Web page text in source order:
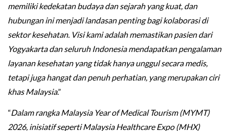
memiliki kedekatan budaya dan sejarah yang kuat, dan
hubungan ini menjadi landasan penting bagi kolaborasi di
sektor kesehatan. Visi kami adalah memastikan pasien dari
Yogyakarta dan seluruh Indonesia mendapatkan pengalaman
layanan kesehatan yang tidak hanya unggul secara medis,
tetapi juga hangat dan penuh perhatian, yang merupakan ciri
khas Malaysia.”
“Dalam rangka Malaysia Year of Medical Tourism (MYMT)
2026, inisiatif seperti Malaysia Healthcare Expo (MHX)